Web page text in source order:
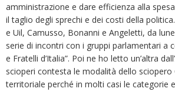
amministrazione e dare efficienza alla
il taglio degli sprechi e dei costi della
e Uil, Camusso, Bonanni e Angeletti, da
serie di incontri con i gruppi parlamentari a
e Fratelli d’Italia”. Poi ne ho letto un’altra
scioperi contesta le modalità dello sciopero
territoriale perché in molti casi le categorie